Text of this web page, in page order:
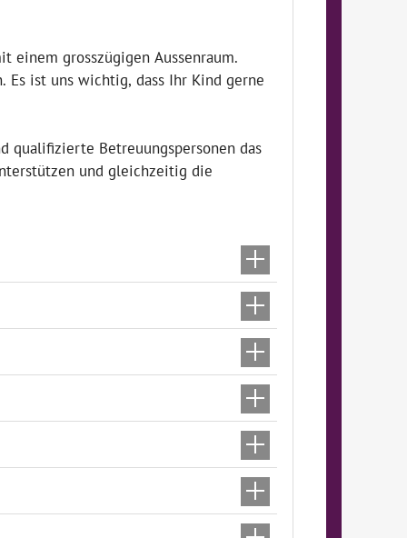
einem grosszügigen Aussenraum.
Es ist uns wichtig, dass Ihr Kind gerne
qualifizierte Betreuungspersonen das
und gleichzeitig die